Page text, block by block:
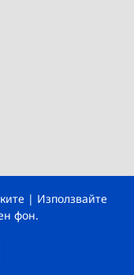
| Използвайте
фон.